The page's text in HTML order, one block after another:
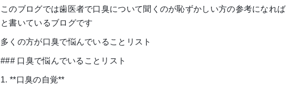
このブログでは歯医者で口臭について聞くのが恥ずかしい方の参考になれば
と書いているブログです
多くの方が口臭で悩んでいることリスト
### 口臭で悩んでいることリスト
1. **口臭の自覚**